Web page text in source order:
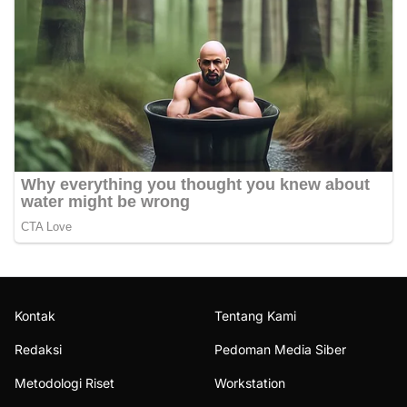
Kontak Tentang Kami
Redaksi Pedoman Media Siber
Metodologi Riset Workstation